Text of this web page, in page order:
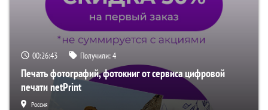
00:26:42 Получили:4
Печать фотографий, фотокниг от сервиса цифровой
печати netPrint
Россия